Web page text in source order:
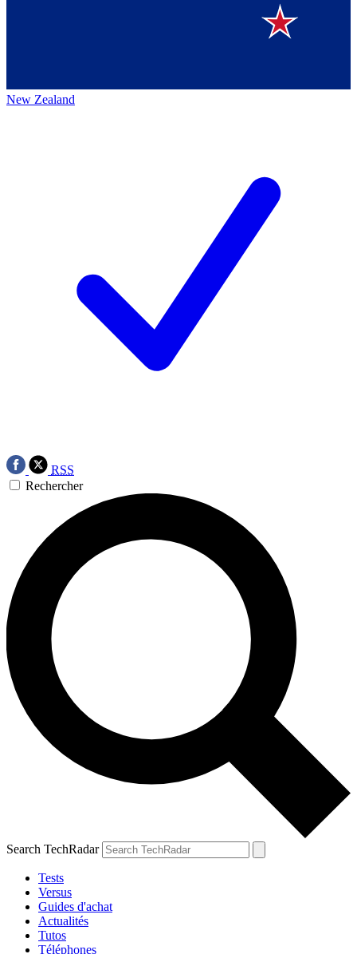
New Zealand
RSS
Rechercher
Search TechRadar
Tests
Versus
Guides d'achat
Actualités
Tutos
Téléphones